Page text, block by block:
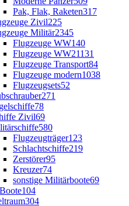
Pak, Flak, Raketen317
Zivil225
Militär2345
Flugzeuge WW140
Flugzeuge WW21131
Flugzeuge Transport84
Flugzeuge modern1038
Flugzeugsets52
271
78
Zivil69
580
Flugzeugträger123
Schlachtschiffe219
Zerstörer95
Kreuzer74
sonstige Militärboote69
104
304